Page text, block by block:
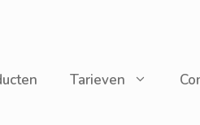
Tarieven